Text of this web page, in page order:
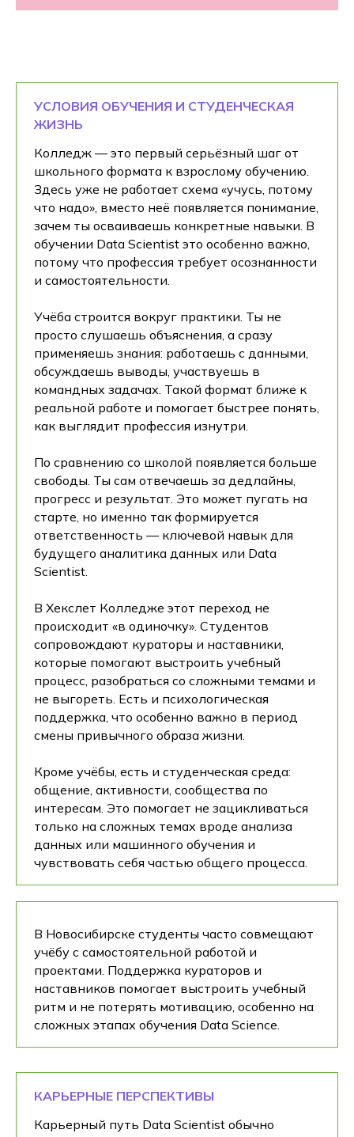
УСЛОВИЯ ОБУЧЕНИЯ И СТУДЕНЧЕСКАЯ
ЖИЗНЬ
Колледж — это первый серьёзный шаг от
школьного формата к взрослому обучению.
Здесь уже не работает схема «учусь, потому
что надо», вместо неё появляется понимание,
зачем ты осваиваешь конкретные навыки. В
обучении Data Scientist это особенно важно,
потому что профессия требует осознанности
и самостоятельности.
Учёба строится вокруг практики. Ты не
просто слушаешь объяснения, а сразу
применяешь знания: работаешь с данными,
обсуждаешь выводы, участвуешь в
командных задачах. Такой формат ближе к
реальной работе и помогает быстрее понять,
как выглядит профессия изнутри.
По сравнению со школой появляется больше
свободы. Ты сам отвечаешь за дедлайны,
прогресс и результат. Это может пугать на
старте, но именно так формируется
ответственность — ключевой навык для
будущего аналитика данных или Data
Scientist.
В Хекслет Колледже этот переход не
происходит «в одиночку». Студентов
сопровождают кураторы и наставники,
которые помогают выстроить учебный
процесс, разобраться со сложными темами и
не выгореть. Есть и психологическая
поддержка, что особенно важно в период
смены привычного образа жизни.
Кроме учёбы, есть и студенческая среда:
общение, активности, сообщества по
интересам. Это помогает не зацикливаться
только на сложных темах вроде анализа
данных или машинного обучения и
чувствовать себя частью общего процесса.
В Новосибирске студенты часто совмещают
учёбу с самостоятельной работой и
проектами. Поддержка кураторов и
наставников помогает выстроить учебный
ритм и не потерять мотивацию, особенно на
сложных этапах обучения Data Science.
КАРЬЕРНЫЕ ПЕРСПЕКТИВЫ
Карьерный путь Data Scientist обычно